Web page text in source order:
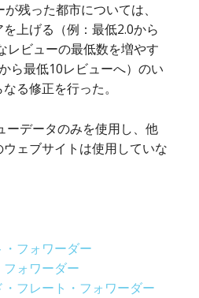
残った都市については、
上げる（例：最低2.0から
レビューの最低数を増やす
ら最低10レビューへ）のい
る修正を行った。
データのみを使用し、他
ェブサイトは使用していな
フォワーダー
ォワーダー
フレート・フォワーダー